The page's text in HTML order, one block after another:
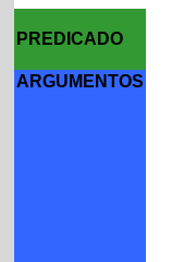
PREDICADO
ARGUMENTOS